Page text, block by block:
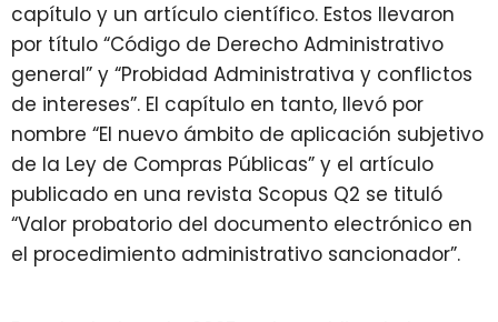
capítulo y un artículo científico. Estos llevaron
por título “Código de Derecho Administrativo
general” y “Probidad Administrativa y conflictos
de intereses”. El capítulo en tanto, llevó por
nombre “El nuevo ámbito de aplicación subjetivo
de la Ley de Compras Públicas” y el artículo
publicado en una revista Scopus Q2 se tituló
“Valor probatorio del documento electrónico en
el procedimiento administrativo sancionador”.